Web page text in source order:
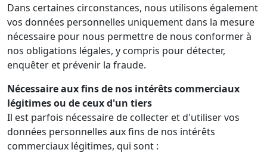
Dans certaines circonstances, nous utilisons également
vos données personnelles uniquement dans la mesure
nécessaire pour nous permettre de nous conformer à
nos obligations légales, y compris pour détecter,
enquêter et prévenir la fraude.
Nécessaire aux fins de nos intérêts commerciaux
légitimes ou de ceux d'un tiers
Il est parfois nécessaire de collecter et d'utiliser vos
données personnelles aux fins de nos intérêts
commerciaux légitimes, qui sont :